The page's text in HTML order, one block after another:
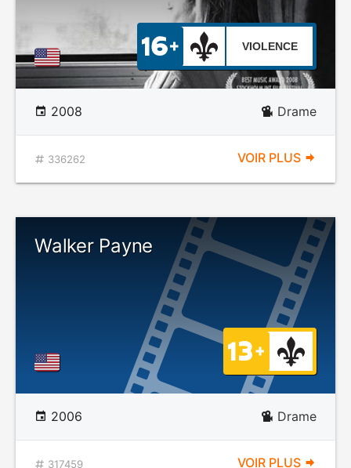
VIOLENCE
2008 Drame
336262 VOIR PLUS
Walker Payne
2006 Drame
317459 VOIR PLUS